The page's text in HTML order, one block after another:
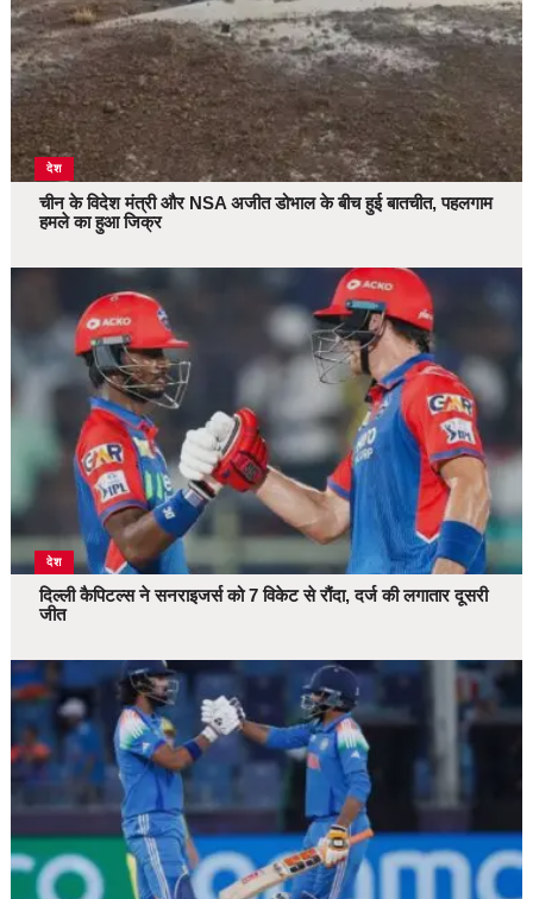
देश
चीन के विदेश मंत्री और NSA अजीत डोभाल के बीच हुई बातचीत, पहलगाम
हमले का हुआ जिक्र
देश
दिल्ली कैपिटल्स ने सनराइजर्स को 7 विकेट से रौंदा, दर्ज की लगातार दूसरी
जीत